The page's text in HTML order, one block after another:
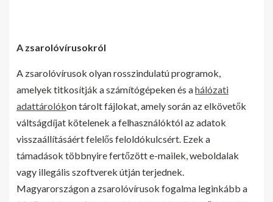
A zsarolóvírusokról
A zsarolóvírusok olyan rosszindulatú programok,
amelyek titkosítják a számítógépeken és ahálózati
adattárolókon tárolt fájlokat, amely során az elkövetők
váltságdíjat kötelenek a felhasználóktól az adatok
visszaállításáért felelős feloldókulcsért. Ezek a
támadások többnyire fertőzött e-mailek, weboldalak
vagy illegális szoftverek útján terjednek.
Magyarországon a zsarolóvírusok fogalma leginkább a